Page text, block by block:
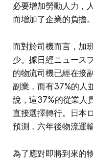
必要增加勞動人力，
而增加了企業的負擔。
而對於司機而言，加
少。據日經ニュース
的物流司機已經在接
副業，而有37%的人
說，這37%的從業人
直接選擇轉行。日本
預測，六年後物流運
為了應對即將到來的